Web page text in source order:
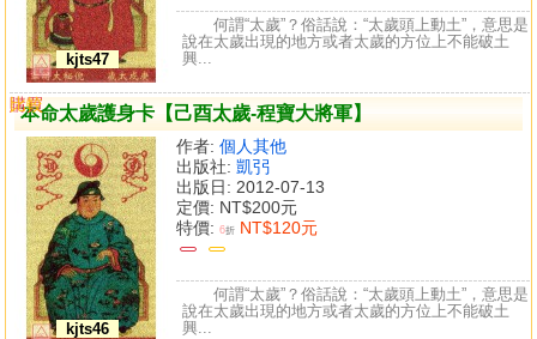
kjts47
何謂“太歲”？俗話說：“太歲頭上動土”，意思是
說在太歲出現的地方或者太歲的方位上不能破土
興...
本命太歲護身卡【己酉太歲-程寶大將軍】
kjts46
作者: 個人其他
出版社: 凱弜
出版日: 2012-07-13
定價: NT$200元
特價: 6折 NT$120元
購買
比較
何謂“太歲”？俗話說：“太歲頭上動土”，意思是
說在太歲出現的地方或者太歲的方位上不能破土
興...